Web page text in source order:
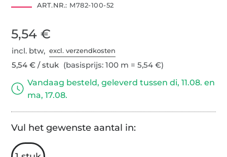
ART.NR.: M782-100-52
5,54 €
incl. btw,excl. verzendkosten
5,54 € / stuk (basisprijs: 100 m = 5,54 €)
Vandaag besteld, geleverd tussen di, 11.08. en
ma, 17.08.
Vul het gewenste aantal in: